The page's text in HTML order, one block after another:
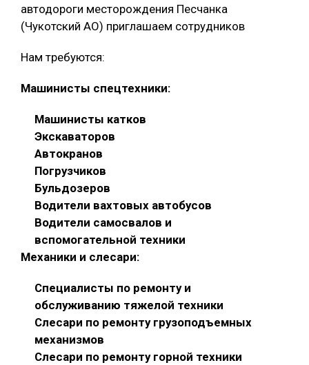
автодороги месторождения Песчанка
(Чукотский АО) приглашаем сотрудников
Нам требуются:
Машинисты спецтехники:
Машинисты катков
Экскаваторов
Автокранов
Погрузчиков
Бульдозеров
Водители вахтовых автобусов
Водители самосвалов и
вспомогательной техники
Механики и слесари:
Специалисты по ремонту и
обслуживанию тяжелой техники
Слесари по ремонту грузоподъемных
механизмов
Слесари по ремонту горной техники